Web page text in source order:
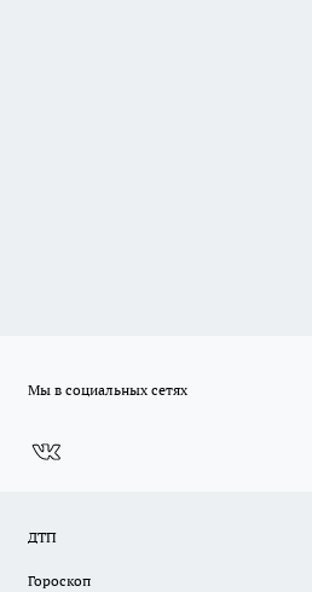
Мы в социальных сетях
ДТП
Гороскоп